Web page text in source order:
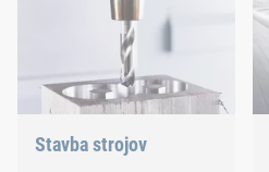
Stavba strojov